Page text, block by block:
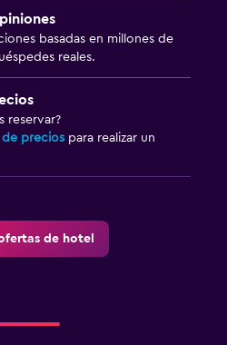
basadas en millones de
reales.
reservar?
de precios para realizar un
de hotel